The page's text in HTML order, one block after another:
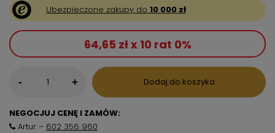
Ubezpieczone zakupy do 10 000 zł
64,65 zł x 10 rat 0%
- + Dodaj do koszyka
NEGOCJUJ CENĘ I ZAMÓW:
Artur – 602 356 960